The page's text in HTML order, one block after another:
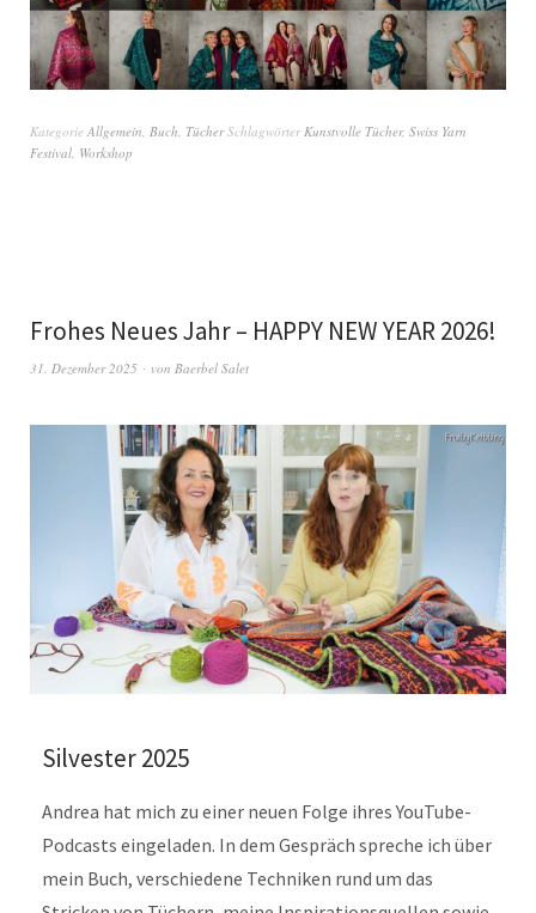
Kategorie Allgemein Buch Tücher Schlagwörter Kunstvolle Tücher, Swiss Yarn
Festival Workshop
Frohes Neues Jahr – HAPPY NEW YEAR 2026!
31. Dezember 2025 von Baerbel Salet
Silvester 2025
Andrea hat mich zu einer neuen Folge ihres YouTube-
Podcasts eingeladen. In dem Gespräch spreche ich über
mein Buch, verschiedene Techniken rund um das